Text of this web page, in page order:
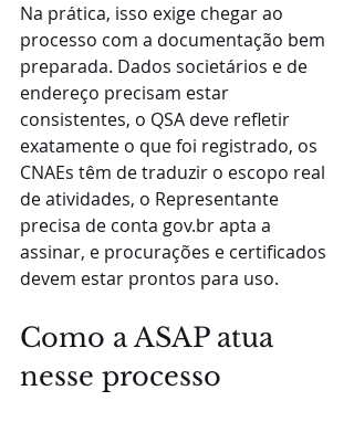
Na prática, isso exige chegar ao
processo com a documentação bem
preparada. Dados societários e de
endereço precisam estar
consistentes, o QSA deve refletir
exatamente o que foi registrado, os
CNAEs têm de traduzir o escopo real
de atividades, o Representante
precisa de conta gov.br apta a
assinar, e procurações e certificados
devem estar prontos para uso.
Como a ASAP atua
nesse processo